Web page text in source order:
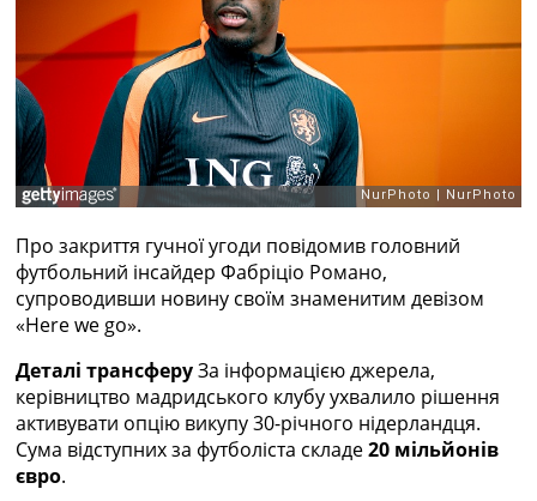
Categories
Головна
Новини футболу
Відео
Новини футболу України
Футбольні трансфери
Останні коментарі
Логін
Рейтінги
Правила
Колективний прогноз
Турніри
Чемпіонат Світу
Україна. Прем’єр-Ліга
Україна. Перша Ліга
Ліга Чемпіонів
Про закриття гучної угоди повідомив головний
футбольний інсайдер Фабріціо Романо,
супроводивши новину своїм знаменитим девізом
«Here we go».
Деталі трансферуЗа інформацією джерела,
керівництво мадридського клубу ухвалило рішення
активувати опцію викупу 30-річного нідерландця.
Сума відступних за футболіста складе20 мільйонів
євро.